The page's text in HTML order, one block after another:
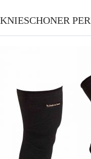
KNIESCHONER